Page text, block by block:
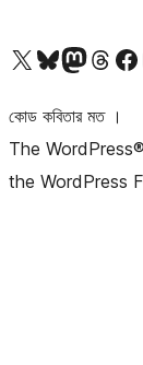
আমাদের X (আগের টুইটার) অ্যাকাউন্টে যানআমাদের Bluesky অ্যাকাউন্টটি দেখুনআমাদের মাস্টোডন অ্যাকাউন্টটি দেখুনআমাদের থ্রেডস অ্যাকাউন্টটি দেখুন
আমাদের
কোড কবিতার মত ।
The
the WordPress